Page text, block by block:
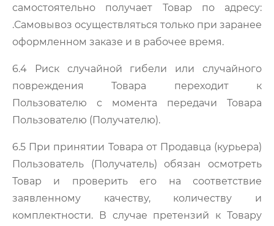
самостоятельно получает Товар по адресу:
.Самовывоз осуществляться только при заранее
оформленном заказе и в рабочее время.
6.4 Риск случайной гибели или случайного
повреждения Товара переходит к
Пользователю с момента передачи Товара
Пользователю (Получателю).
6.5 При принятии Товара от Продавца (курьера)
Пользователь (Получатель) обязан осмотреть
Товар и проверить его на соответствие
заявленному качеству, количеству и
комплектности. В случае претензий к Товару